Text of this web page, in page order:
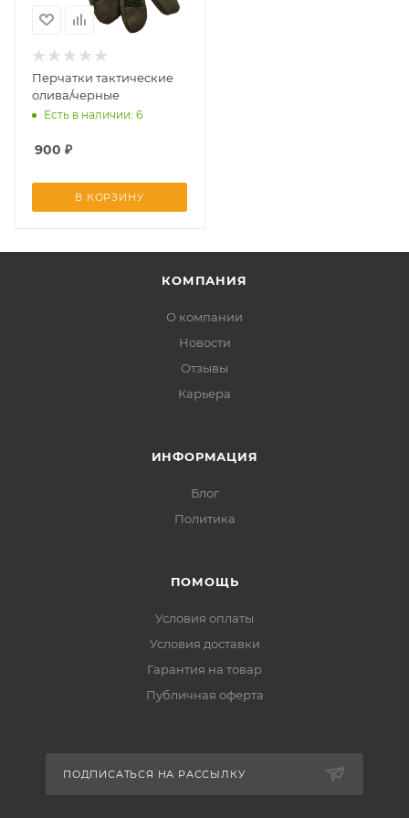
Перчатки тактические
олива/черные
Есть в наличии: 6
900 ₽
В КОРЗИНУ
КОМПАНИЯ
О компании
Новости
Отзывы
Карьера
ИНФОРМАЦИЯ
Блог
Политика
ПОМОЩЬ
Условия оплаты
Условия доставки
Гарантия на товар
Публичная оферта
ПОДПИСАТЬСЯ НА РАССЫЛКУ